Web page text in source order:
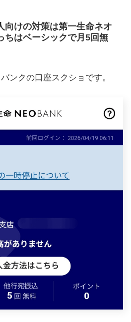
向けの対策は第一生命ネオ
ちはベーシックで月5回無
ンクの口座スクショです。